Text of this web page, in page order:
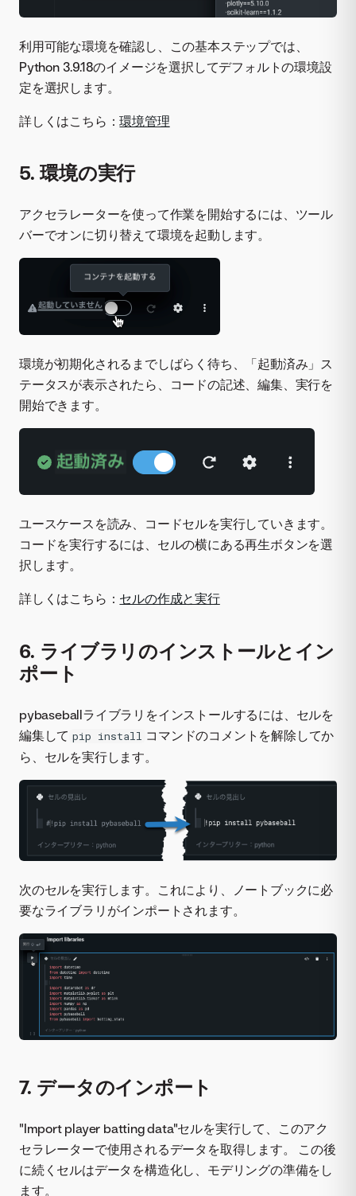
利用可能な環境を確認し、この基本ステップでは、
Python 3.9.18のイメージを選択してデフォルトの環境設
定を選択します。
詳しくはこちら：環境管理
5. 環境の実行
アクセラレーターを使って作業を開始するには、ツール
バーでオンに切り替えて環境を起動します。
環境が初期化されるまでしばらく待ち、「起動済み」ス
テータスが表示されたら、コードの記述、編集、実行を
開始できます。
ユースケースを読み、コードセルを実行していきます。
コードを実行するには、セルの横にある再生ボタンを選
択します。
詳しくはこちら： セルの作成と実行
6. ライブラリのインストールとイン
ポート
pybaseballライブラリをインストールするには、セルを
編集して pip install コマンドのコメントを解除してか
ら、セルを実行します。
次のセルを実行します。これにより、ノートブックに必
要なライブラリがインポートされます。
7. データのインポート
"Import player batting data"セルを実行して、このアク
セラレーターで使用されるデータを取得します。 この後
に続くセルはデータを構造化し、モデリングの準備をし
ます。